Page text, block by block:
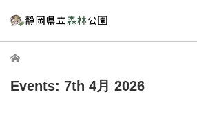
ホーム
Events: 7th 4月 2026